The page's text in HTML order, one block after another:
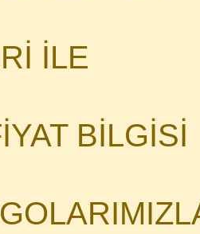
İLE
BİLGİSİ